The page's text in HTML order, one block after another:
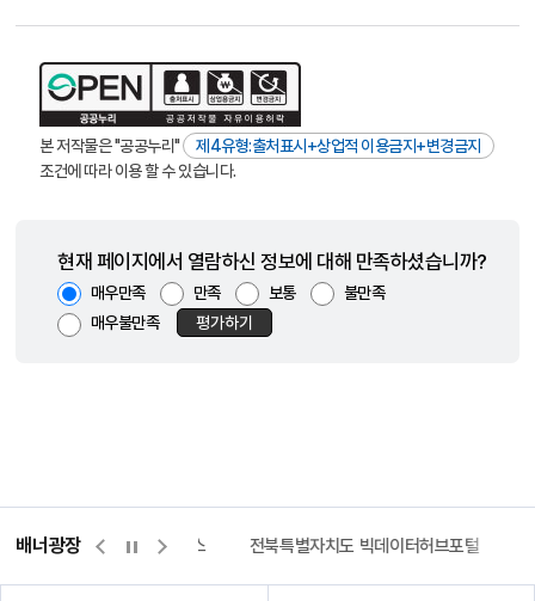
본 저작물은 "공공누리"
제4유형:출처표시+상업적 이용금지+변경금지
조건에 따라 이용 할 수 있습니다.
현재 페이지에서 열람하신 정보에 대해 만족하셨습니까?
매우만족 만족 보통
불만족
매우불만족
평가하기
배너광장
량바로처리센터 위택스 전북특별자치도 빅데이터허브포털